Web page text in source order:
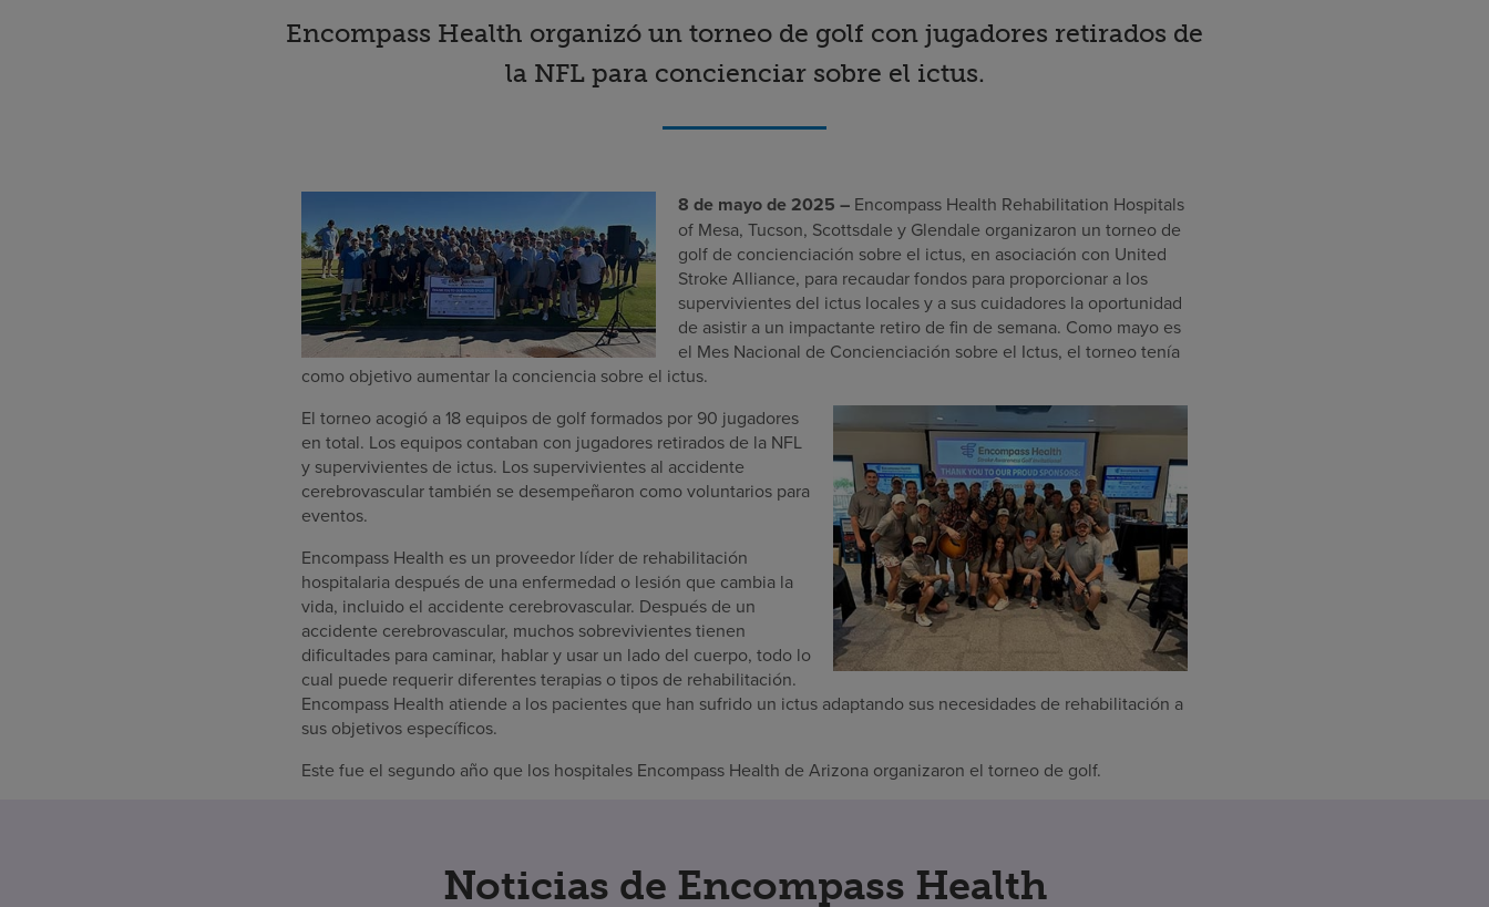
Encompass Health organizó un torneo de golf con jugadores retirados de
la NFL para concienciar sobre el ictus.
8 de mayo de 2025 – Encompass Health Rehabilitation Hospitals
of Mesa, Tucson, Scottsdale y Glendale organizaron un torneo de
golf de concienciación sobre el ictus, en asociación con United
Stroke Alliance, para recaudar fondos para proporcionar a los
supervivientes del ictus locales y a sus cuidadores la oportunidad
de asistir a un impactante retiro de fin de semana. Como mayo es
el Mes Nacional de Concienciación sobre el Ictus, el torneo tenía
como objetivo aumentar la conciencia sobre el ictus.
El torneo acogió a 18 equipos de golf formados por 90 jugadores
en total. Los equipos contaban con jugadores retirados de la NFL
y supervivientes de ictus. Los supervivientes al accidente
cerebrovascular también se desempeñaron como voluntarios para
eventos.
Encompass Health es un proveedor líder de rehabilitación
hospitalaria después de una enfermedad o lesión que cambia la
vida, incluido el accidente cerebrovascular. Después de un
accidente cerebrovascular, muchos sobrevivientes tienen
dificultades para caminar, hablar y usar un lado del cuerpo, todo lo
cual puede requerir diferentes terapias o tipos de rehabilitación.
Encompass Health atiende a los pacientes que han sufrido un ictus adaptando sus necesidades de rehabilitación a
sus objetivos específicos.
Este fue el segundo año que los hospitales Encompass Health de Arizona organizaron el torneo de golf.
Noticias de Encompass Health